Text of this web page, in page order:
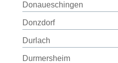
Donaueschingen
Donzdorf
Durlach
Durmersheim